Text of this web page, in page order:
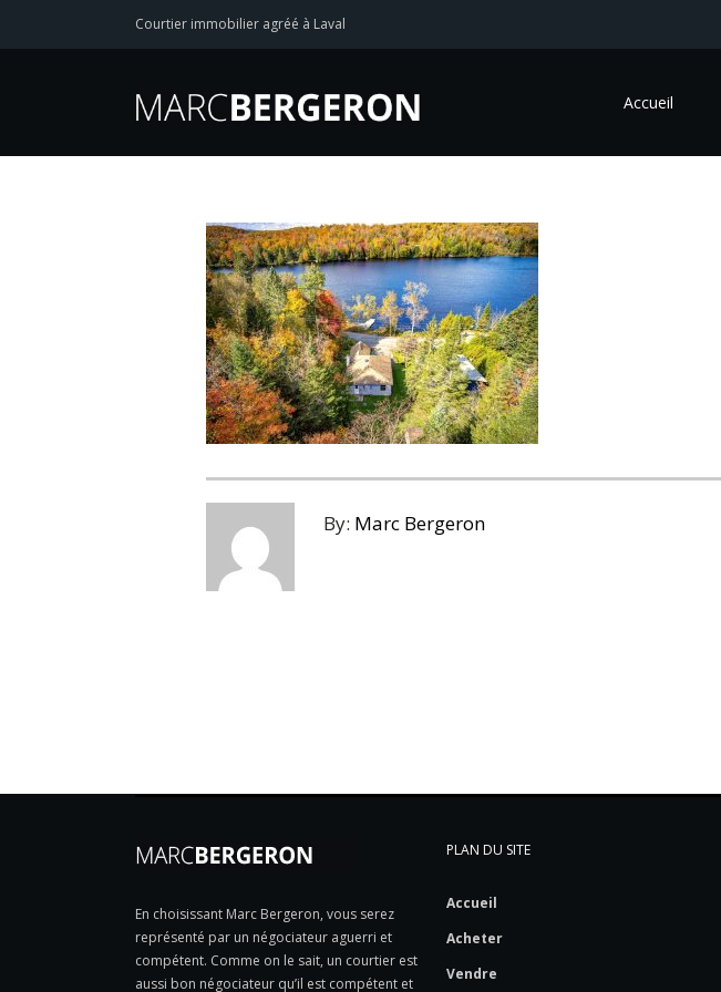
Courtier immobilier agréé à Laval
Accueil
By: Marc Bergeron
En choisissant Marc Bergeron, vous serez
représenté par un négociateur aguerri et
compétent. Comme on le sait, un courtier est
aussi bon négociateur qu’il est compétent et
PLAN DU SITE
Accueil
Acheter
Vendre